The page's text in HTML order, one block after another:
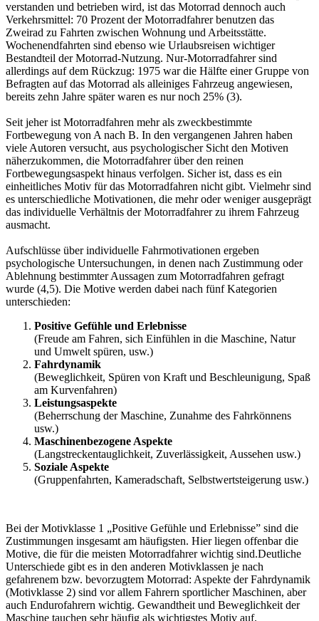
verstanden und betrieben wird, ist das Motorrad dennoch auch
Verkehrsmittel: 70 Prozent der Motorradfahrer benutzen das
Zweirad zu Fahrten zwischen Wohnung und Arbeitsstätte.
Wochenendfahrten sind ebenso wie Urlaubsreisen wichtiger
Bestandteil der Motorrad-Nutzung. Nur-Motorradfahrer sind
allerdings auf dem Rückzug: 1975 war die Hälfte einer Gruppe von
Befragten auf das Motorrad als alleiniges Fahrzeug angewiesen,
bereits zehn Jahre später waren es nur noch 25% (3).
Seit jeher ist Motorradfahren mehr als zweckbestimmte
Fortbewegung von A nach B. In den vergangenen Jahren haben
viele Autoren versucht, aus psychologischer Sicht den Motiven
näherzukommen, die Motorradfahrer über den reinen
Fortbewegungsaspekt hinaus verfolgen. Sicher ist, dass es ein
einheitliches Motiv für das Motorradfahren nicht gibt. Vielmehr sind
es unterschiedliche Motivationen, die mehr oder weniger ausgeprägt
das individuelle Verhältnis der Motorradfahrer zu ihrem Fahrzeug
ausmacht.
Aufschlüsse über individuelle Fahrmotivationen ergeben
psychologische Untersuchungen, in denen nach Zustimmung oder
Ablehnung bestimmter Aussagen zum Motorradfahren gefragt
wurde (4,5). Die Motive werden dabei nach fünf Kategorien
unterschieden:
Positive Gefühle und Erlebnisse
(Freude am Fahren, sich Einfühlen in die Maschine, Natur
und Umwelt spüren, usw.)
Fahrdynamik
(Beweglichkeit, Spüren von Kraft und Beschleunigung, Spaß
am Kurvenfahren)
Leistungsaspekte
(Beherrschung der Maschine, Zunahme des Fahrkönnens
usw.)
Maschinenbezogene Aspekte
(Langstreckentauglichkeit, Zuverlässigkeit, Aussehen usw.)
Soziale Aspekte
(Gruppenfahrten, Kameradschaft, Selbstwertsteigerung usw.)
Bei der Motivklasse 1 „Positive Gefühle und Erlebnisse” sind die
Zustimmungen insgesamt am häufigsten. Hier liegen offenbar die
Motive, die für die meisten Motorradfahrer wichtig sind.Deutliche
Unterschiede gibt es in den anderen Motivklassen je nach
gefahrenem bzw. bevorzugtem Motorrad: Aspekte der Fahrdynamik
(Motivklasse 2) sind vor allem Fahrern sportlicher Maschinen, aber
auch Endurofahrern wichtig. Gewandtheit und Beweglichkeit der
Maschine tauchen sehr häufig als wichtigstes Motiv auf.